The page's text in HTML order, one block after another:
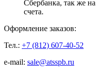
Сбербанка, так же
счета.
Оформление заказов:
Тел.: +7 (812) 607-40-52
e-mail: sale@atsspb.ru